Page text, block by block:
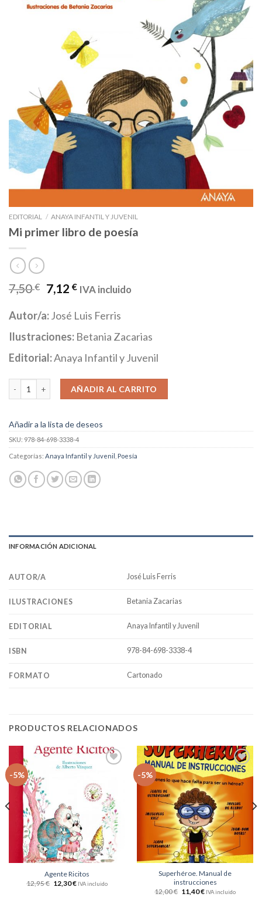
EDITORIAL / ANAYA INFANTIL Y JUVENIL
Mi primer libro de poesía
7,50€ 7,12€ IVA incluido
Autor/a:José Luis Ferris
Ilustraciones: Betania Zacarias
Editorial:Anaya Infantil y Juvenil
Mi primer libro de poesía cantidad
AÑADIR AL CARRITO
Añadir a la lista de deseos
SKU: 978-84-698-3338-4
Categorías: Anaya Infantil y Juvenil Poesía
INFORMACIÓN ADICIONAL
AUTOR/A José Luis Ferris
ILUSTRACIONES Betania Zacarias
EDITORIAL Anaya Infantil y Juvenil
ISBN 978-84-698-3338-4
FORMATO Cartonado
PRODUCTOS RELACIONADOS
-5%
de
deseos
Agente Ricitos
12,95€ 12,30€ IVA incluido
-5%
Añadir
a la
lista
deseos
Superhéroe. Manual de
instrucciones
12,00€ 11,40€ IVA incluido